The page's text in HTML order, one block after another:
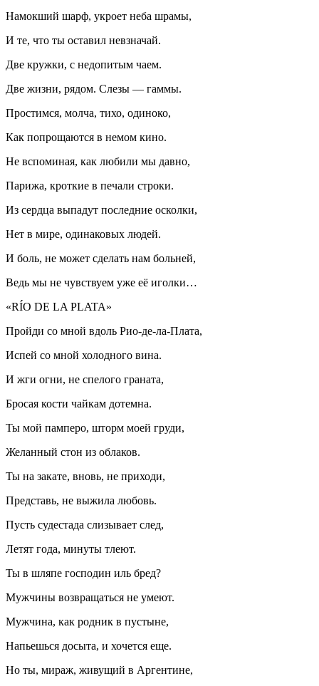
Намокший шарф, укроет неба шрамы,
И те, что ты оставил невзначай.
Две кружки, с недопитым чаем.
Две жизни, рядом. Слезы — гаммы.
Простимся, молча, тихо, одиноко,
Как попрощаются в немом кино.
Не вспоминая, как любили мы давно,
Парижа, кроткие в печали строки.
Из сердца выпадут последние осколки,
Нет в мире, одинаковых людей.
И боль, не может сделать нам больней,
Ведь мы не чувствуем уже её иголки…
«RÍO DE LA PLATA»
Пройди со мной вдоль Рио-де-ла-Плата,
Испей со мной холодного вина.
И жги огни, не спелого граната,
Бросая кости чайкам дотемна.
Ты мой памперо, шторм моей груди,
Желанный стон из облаков.
Ты на закате, вновь, не приходи,
Представь, не выжила любовь.
Пусть судестада слизывает след,
Летят года, минуты тлеют.
Ты в шляпе господин иль бред?
Мужчины возвращаться не умеют.
Мужчина, как родник в пустыне,
Напьешься досыта, и хочется еще.
Но ты, мираж, живущий в Аргентине,